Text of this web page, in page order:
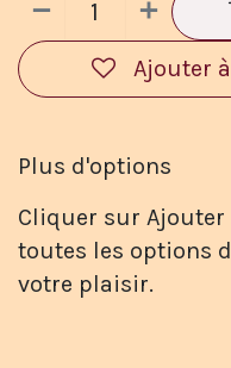
Ajouter
Plus d'options
Cliquer sur
toutes les options
votre plaisir.